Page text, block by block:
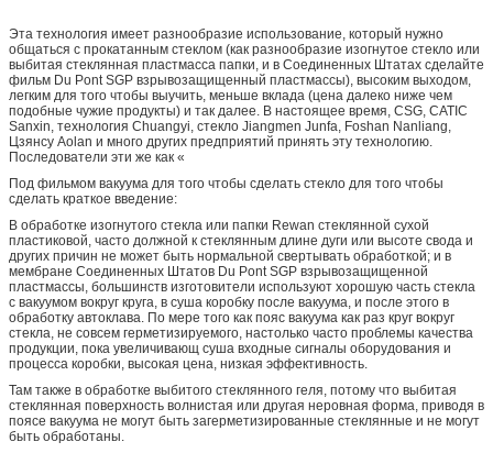
Эта технология имеет разнообразие использование, который нужно
общаться с прокатанным стеклом (как разнообразие изогнутое стекло или
выбитая стеклянная пластмасса папки, и в Соединенных Штатах сделайте
фильм Du Pont SGP взрывозащищенный пластмассы), высоким выходом,
легким для того чтобы выучить, меньше вклада (цена далеко ниже чем
подобные чужие продукты) и так далее. В настоящее время, CSG, CATIC
Sanxin, технология Chuangyi, стекло Jiangmen Junfa, Foshan Nanliang,
Цзянсу Aolan и много других предприятий принять эту технологию.
Последователи эти же как «
Под фильмом вакуума для того чтобы сделать стекло для того чтобы
сделать краткое введение:
В обработке изогнутого стекла или папки Rewan стеклянной сухой
пластиковой, часто должной к стеклянным длине дуги или высоте свода и
других причин не может быть нормальной свертывать обработкой; и в
мембране Соединенных Штатов Du Pont SGP взрывозащищенной
пластмассы, большинств изготовители используют хорошую часть стекла
с вакуумом вокруг круга, в суша коробку после вакуума, и после этого в
обработку автоклава. По мере того как пояс вакуума как раз круг вокруг
стекла, не совсем герметизируемого, настолько часто проблемы качества
продукции, пока увеличивающ суша входные сигналы оборудования и
процесса коробки, высокая цена, низкая эффективность.
Там также в обработке выбитого стеклянного геля, потому что выбитая
стеклянная поверхность волнистая или другая неровная форма, приводя в
поясе вакуума не могут быть загерметизированные стеклянные и не могут
быть обработаны.